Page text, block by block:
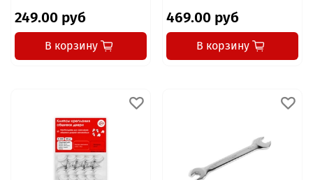
249.00 руб
В корзину
469.00 руб
В корзину